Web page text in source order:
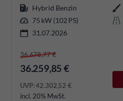
Hybrid Benzin
75 kW (102 PS)
31.07.2026
36.678,77 €
36.259,85 €
UVP:42.302,52 €
incl. 20% MwSt.